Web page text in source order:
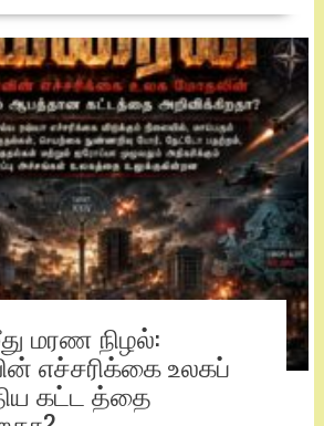
மரண நிழல்:
எச்சரிக்கை உலகப்
கட்ட த்தை